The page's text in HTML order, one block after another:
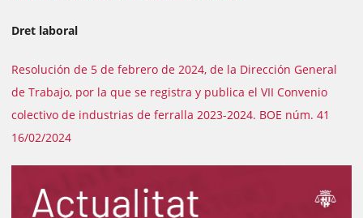
Dret laboral
Resolución de 5 de febrero de 2024, de la Dirección General
de Trabajo, por la que se registra y publica el VII Convenio
colectivo de industrias de ferralla 2023-2024. BOE núm. 41
16/02/2024